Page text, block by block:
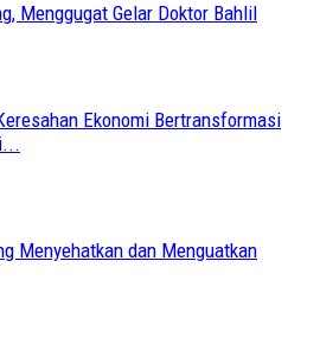
Menggugat Gelar Doktor Bahlil
Ekonomi Bertransformasi
Menyehatkan dan Menguatkan